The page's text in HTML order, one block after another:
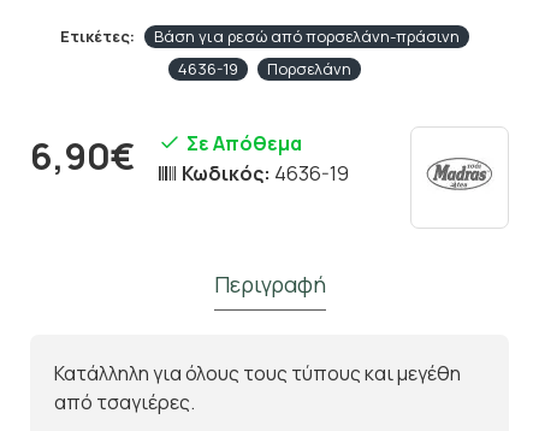
Ετικέτες:
Βάση για ρεσώ από πορσελάνη-πράσινη
4636-19
Πορσελάνη
6,90€
Σε Απόθεμα
Κωδικός: 4636-19
Περιγραφή
Κατάλληλη για όλους τους τύπους και μεγέθη
από τσαγιέρες.